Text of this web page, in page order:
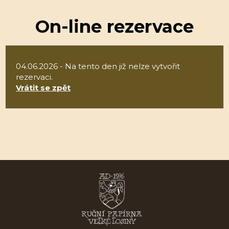
On-line rezervace
04.06.2026 - Na tento den již nelze vytvořit
rezervaci.
Vrátit se zpět